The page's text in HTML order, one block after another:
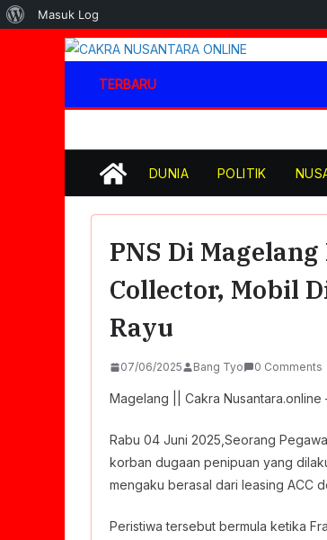
Tentang
WordPress
Masuk Log
Skip
content
TERBARU
DUNIA POLITIK
PNS Di
Collector, Mobil
Rayu
07/06/2025 Bang Tyo 0 Comments
Magelang || Cakra Nusantara.online
Rabu 04 Juni 2025,Seorang
korban dugaan penipuan yang
mengaku berasal dari leasing ACC
Peristiwa tersebut bermula ketika